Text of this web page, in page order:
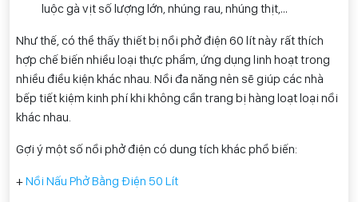
luộc gà vịt số lượng lớn, nhúng rau, nhúng thịt,…
Như thế, có thể thấy thiết bị nồi phở điện 60 lít này rất thích
hợp chế biến nhiều loại thực phẩm, ứng dụng linh hoạt trong
nhiều điều kiện khác nhau. Nồi đa năng nên sẽ giúp các nhà
bếp tiết kiệm kinh phí khi không cần trang bị hàng loạt loại nồi
khác nhau.
Gợi ý một số nồi phở điện có dung tích khác phổ biến:
+Nồi Nấu Phở Bằng Điện 50 Lít